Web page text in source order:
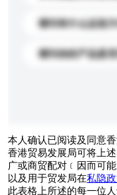
请问有什么运送
请问你的产品是否
本人确认已阅读及同意
香港贸易发展局可将上
广或商贸配对﹝因而可
以及用于贸发局在私隐
此表格上所述的每一位